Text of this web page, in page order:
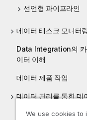
선언형 파이프라인
데이터 태스크 모니터
Data Integration의 카
이터 이해
데이터 제품 작업
데이터 관리를 통한 데
We use cookies to